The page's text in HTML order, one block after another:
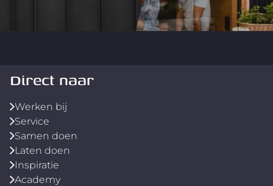
Direct naar
Werken bij
Service
Samen doen
Laten doen
Inspiratie
Academy